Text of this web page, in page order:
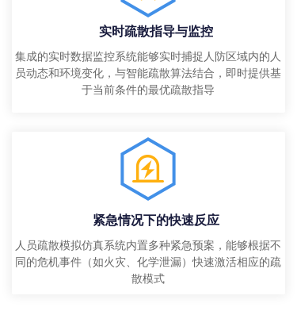
实时疏散指导与监控
集成的实时数据监控系统能够实时捕捉人防区域内的人
员动态和环境变化，与智能疏散算法结合，即时提供基
于当前条件的最优疏散指导
紧急情况下的快速反应
人员疏散模拟仿真系统内置多种紧急预案，能够根据不
同的危机事件（如火灾、化学泄漏）快速激活相应的疏
散模式